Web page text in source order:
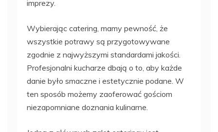
imprezy.
Wybierając catering, mamy pewność, że
wszystkie potrawy są przygotowywane
zgodnie z najwyższymi standardami jakości.
Profesjonalni kucharze dbają o to, aby każde
danie było smaczne i estetycznie podane. W
ten sposób możemy zaoferować gościom
niezapomniane doznania kulinarne.